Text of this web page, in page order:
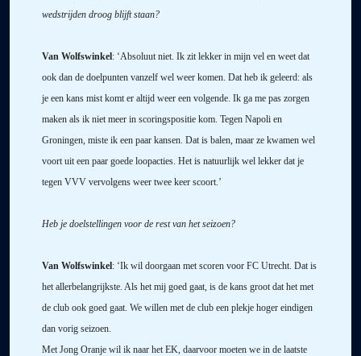
wedstrijden droog blijft staan?
Van Wolfswinkel: ‘Absoluut niet. Ik zit lekker in mijn vel en weet dat
ook dan de doelpunten vanzelf wel weer komen. Dat heb ik geleerd: als
je een kans mist komt er altijd weer een volgende. Ik ga me pas zorgen
maken als ik niet meer in scoringspositie kom. Tegen Napoli en
Groningen, miste ik een paar kansen. Dat is balen, maar ze kwamen wel
voort uit een paar goede loopacties. Het is natuurlijk wel lekker dat je
tegen VVV vervolgens weer twee keer scoort.’
Heb je doelstellingen voor de rest van het seizoen?
Van Wolfswinkel: ‘Ik wil doorgaan met scoren voor FC Utrecht. Dat is
het allerbelangrijkste. Als het mij goed gaat, is de kans groot dat het met
de club ook goed gaat. We willen met de club een plekje hoger eindigen
dan vorig seizoen.
Met Jong Oranje wil ik naar het EK, daarvoor moeten we in de laatste